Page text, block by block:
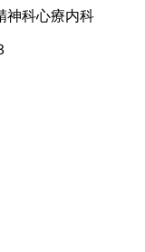
神科心療内科